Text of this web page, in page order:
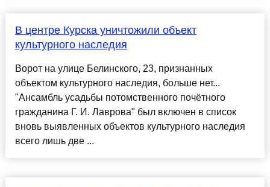
В центре Курска уничтожили объект
культурного наследия
Ворот на улице Белинского, 23, признанных
объектом культурного наследия, больше нет...
"Ансамбль усадьбы потомственного почётного
гражданина Г. И. Лаврова" был включен в список
вновь выявленных объектов культурного наследия
всего лишь две ...